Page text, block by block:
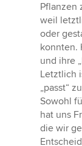
Pflanzen
weil
oder
konnten.
und ihre
Letztlich
„passt“
Sowohl
hat uns
die wir